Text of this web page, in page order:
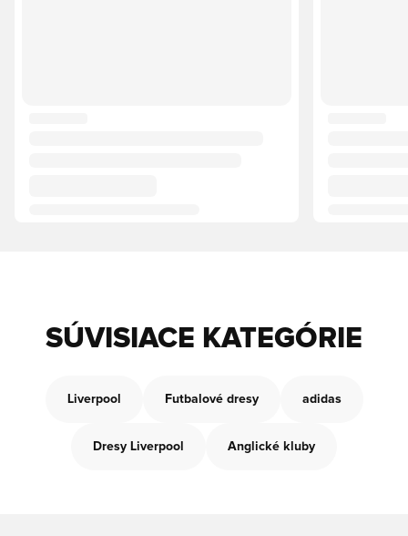
SÚVISIACE KATEGÓRIE
Liverpool Futbalové dresy adidas
Dresy Liverpool Anglické kluby